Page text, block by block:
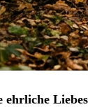
ehrliche